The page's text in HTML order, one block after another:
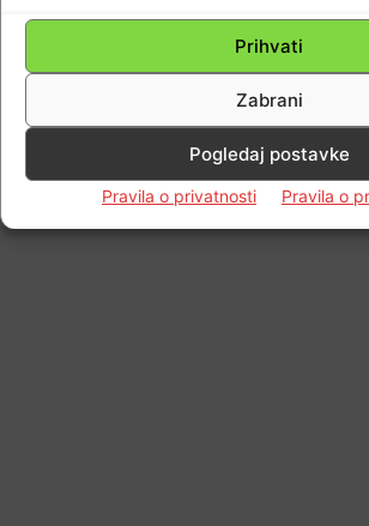
Prihvati
Zabrani
Pogledaj postavke
Pravila o privatnosti Pravila o